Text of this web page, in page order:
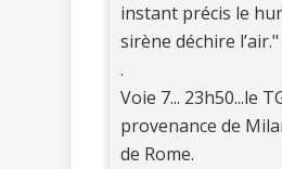
instant précis le
sirène déchire l’air."
.
Voie 7... 23h50...le
provenance de
de Rome.